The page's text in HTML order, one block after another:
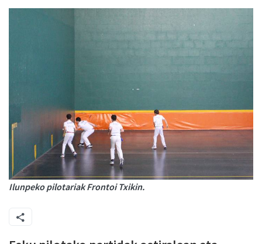
Ilunpeko pilotariak Frontoi Txikin.